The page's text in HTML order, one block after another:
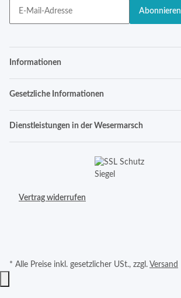
Abonnieren
Informationen
Gesetzliche Informationen
Dienstleistungen in der Wesermarsch
Vertrag widerrufen
* Alle Preise inkl. gesetzlicher USt., zzgl. Versand